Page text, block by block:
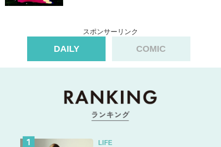
スポンサーリンク
DAILY COMIC
LIFE